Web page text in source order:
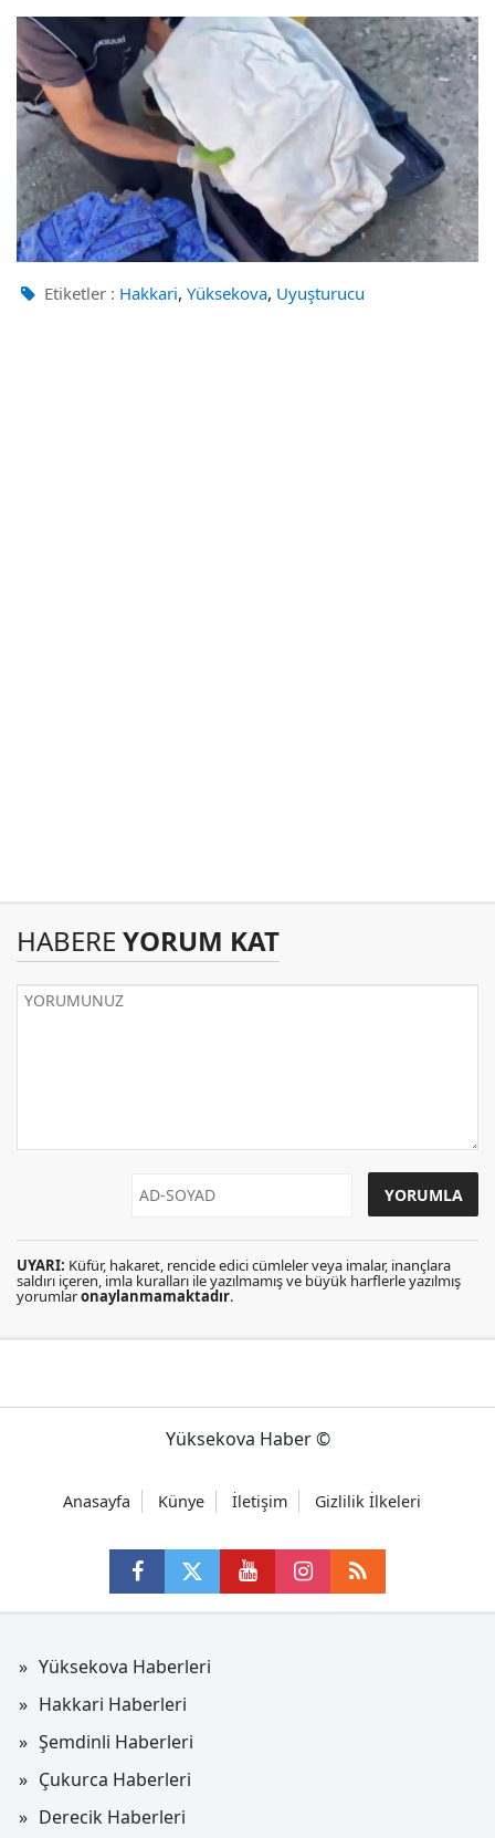
Etiketler : Hakkari, Yüksekova, Uyuşturucu
HABERE YORUM KAT
UYARI: Küfür, hakaret, rencide edici cümleler veya imalar, inançlara
saldırı içeren, imla kuralları ile yazılmamış ve büyük harflerle yazılmış
yorumlaronaylanmamaktadır.
Yüksekova Haber ©
Anasayfa Künye İletişim Gizlilik İlkeleri
Yüksekova Haberleri
Hakkari Haberleri
Şemdinli Haberleri
Çukurca Haberleri
Derecik Haberleri